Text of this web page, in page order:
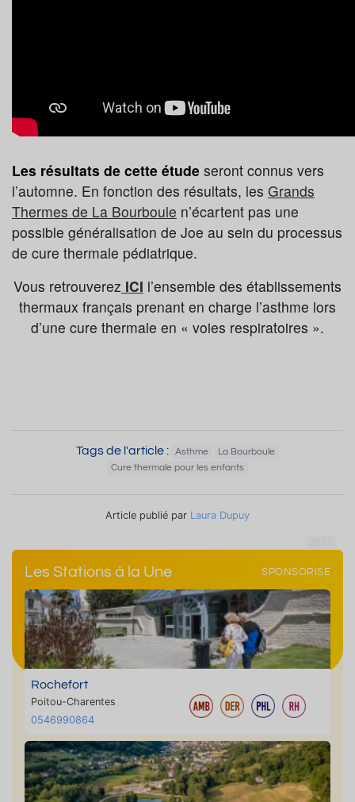
Les résultats de cette étude seront connus vers
l’automne. En fonction des résultats, les Grands
Thermes de La Bourboule n’écartent pas une
possible généralisation de Joe au sein du processus
de cure thermale pédiatrique.
Vous retrouverez ICI l’ensemble des établissements
thermaux français prenant en charge l’asthme lors
d’une cure thermale en « voies respiratoires ».
Tags de l'article : Asthme
La Bourboule
Cure thermale pour les enfants
Article publié par Laura Dupuy
Les Stations à la Une SPONSORISÉ
Rochefort
Poitou-Charentes
0546990864